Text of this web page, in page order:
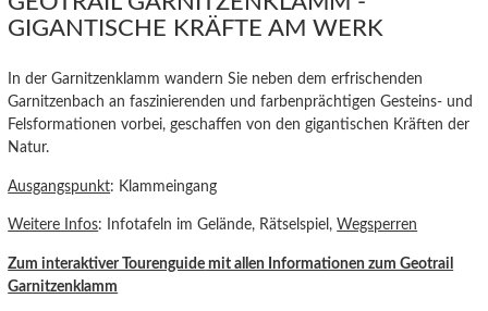
GIGANTISCHE KRÄFTE AM WERK
In der Garnitzenklamm wandern Sie neben dem erfrischenden
Garnitzenbach an faszinierenden und farbenprächtigen Gesteins- und
Felsformationen vorbei, geschaffen von den gigantischen Kräften der
Natur.
Ausgangspunkt: Klammeingang
Weitere Infos: Infotafeln im Gelände, Rätselspiel,Wegsperren
Zum interaktiver Tourenguide mit allen Informationen zum Geotrail
Garnitzenklamm